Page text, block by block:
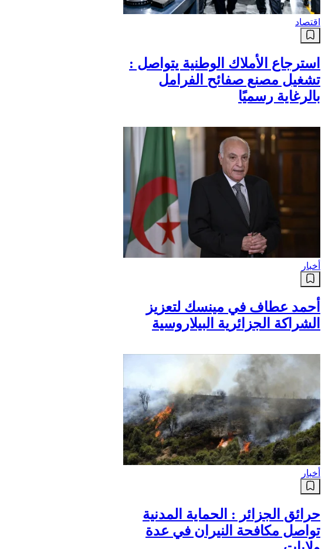
اقتصاد
استرجاع الأملاك الوطنية يتواصل :
تشغيل مصنع صفائح الفرامل
بالرغاية رسميًا
أخبار
أحمد عطاف في مينسك لتعزيز
الشراكة الجزائرية البيلاروسية
أخبار
حرائق الجزائر : الحماية المدنية
تواصل مكافحة النيران في عدة